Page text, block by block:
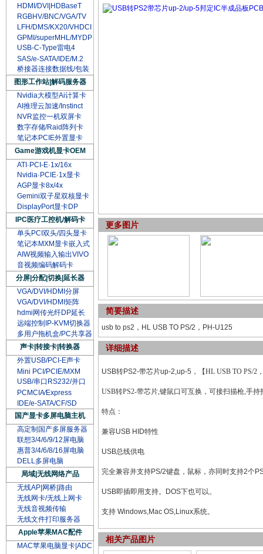
HDMI/DVI|HDBaseT
RGBHV/BNC/VGA/TV
LFH/DMS/KX20/VHDCI
GPMI/superMHL/MYDP
USB-C-Type雷电4
SAS/e-SATA/IDE/M.2
桥接器连接数据线/包装
图形工作站|解码服务器
Nvidia大模型Ai计算卡
AI推理云加速/Instinct
NVR监控一机双屏卡
数字存储/Raid阵列卡
笔记本PCIE外置显卡
Game游戏机显卡OEM
ATI·PCI-E·1x/16x
Nvidia·PCIE·1x显卡
AGP显卡8x/4x
Gemini双子星双核显卡
DisplayPort显卡DP
IPC医疗工控机/解码卡
单头PCI双头/四头显卡
笔记本MXM显卡嵌入式
AIW视频输入输出VIVO
音视频编码解码卡
分屏|分配|切换|延长器
VGA/DVI/HDMI分屏
VGA/DVI/HDMI矩阵
hdmi网传光纤DP延长
远端控制IP-KVM切换器
多用户拖机盒/PC共享器
声卡|转接卡|转换器
外置USB/PCI-E声卡
Mini PCI/PCIE/MXM
USB/串口RS232/并口
PCMCIA∕Express
IDE/e-SATA/CF/SD
国产显卡多屏电脑主机
高定制国产多屏服务器
联想3/4/6/9/12屏电脑
惠普3/4/6/8/16屏电脑
DELL多屏电脑
局域|无线网络产品
无线AP|网桥|路由
无线网卡/无线上网卡
无线音视频传输
无线文件打印服务器
Apple苹果MAC配件
MAC苹果电脑显卡|ADC
更多图片
简要描述
usb to ps2，HL USB TO PS/2，PH-U125
详细描述
USB转PS2-带芯片up-2,up-5，【HL USB TO PS/2
USB转PS2-带芯片,键鼠口可互换，可接扫描枪,手持
特点：
兼容USB HID特性
USB总线供电
完全兼容并支持PS/2键盘，鼠标，亦同时支持2个
USB即插即用支持。DOS下也可以。
支持 Windows,Mac OS,Linux系统。
相关产品图片